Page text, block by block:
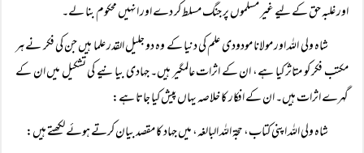
اور غلبہ حق کے لیے غیر مسلموں پر جنگ مسلط کر دے اور انہیں محکوم بنا لے۔
شاہ ولی اللہ اور مولانا مودودی علم کی دنیا کے وہ دو جلیل القدر علما ہیں جن کی فکر نے ہر
مکتب فکر کو متاثر کیا ہے، ان کے اثرات عالمگیر ہیں۔ جہادی بیانیے کی تشکیل میں ان کے
گہرے اثرات ہیں۔ ان کے افکار کا خلاصہ یہاں پیش کیا جاتا ہے:
شاہ ولی اللہ اپنی کتاب، حجۃ اللہ البالغہ، میں جہاد کا مقصد بیان کرتے ہوئے لکھتے ہیں: